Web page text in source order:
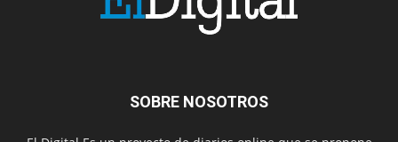
SOBRE NOSOTROS